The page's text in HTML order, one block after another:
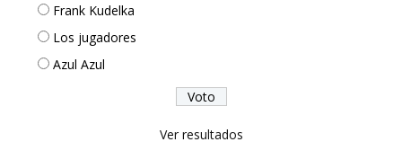
Frank Kudelka
Los jugadores
Azul Azul
Ver resultados